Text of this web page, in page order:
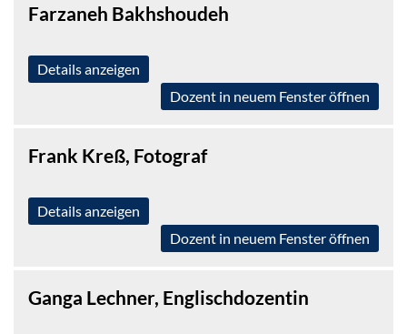
Farzaneh Bakhshoudeh
Details anzeigen
Dozent in neuem Fenster öffnen
Frank Kreß, Fotograf
Details anzeigen
Dozent in neuem Fenster öffnen
Ganga Lechner, Englischdozentin